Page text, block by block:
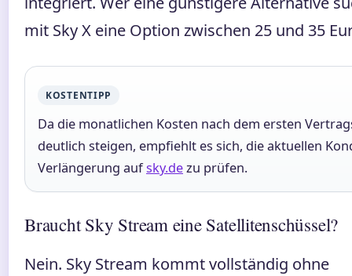
mit Sky X eine Option zwischen 25 und 35
KOSTENTIPP
Da die monatlichen Kosten nach dem ersten
deutlich steigen, empfiehlt es sich, die aktuellen
Verlängerung aufsky.dezu prüfen.
Braucht Sky Stream eine Satellitenschüssel?
Nein. Sky Stream kommt vollständig ohne